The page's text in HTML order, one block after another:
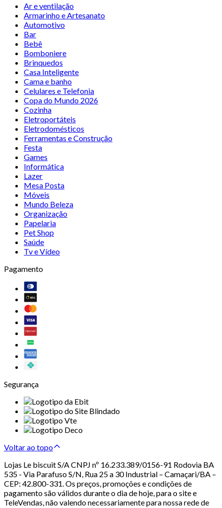
Ar e ventilação
Armarinho e Artesanato
Automotivo
Bar
Bebê
Bomboniere
Brinquedos
Casa Inteligente
Cama e banho
Celulares e Telefonia
Copa do Mundo 2026
Cozinha
Eletroportáteis
Eletrodomésticos
Ferramentas e Construção
Festa
Games
Informática
Lazer
Mesa Posta
Móveis
Mundo Beleza
Organização
Papelaria
Pet Shop
Saúde
Tv e Vídeo
Pagamento
Segurança
Voltar ao topo
Lojas Le biscuit S/A CNPJ nº 16.233.389/0156-91 Rodovia BA
535 - Via Parafuso S/N, Rua 25 a 30 Industrial – Camaçari/BA –
CEP: 42.800-331. Os preços, promoções e condições de
pagamento são válidos durante o dia de hoje, para o site e
TeleVendas, não valendo necessariamente para nossa rede de